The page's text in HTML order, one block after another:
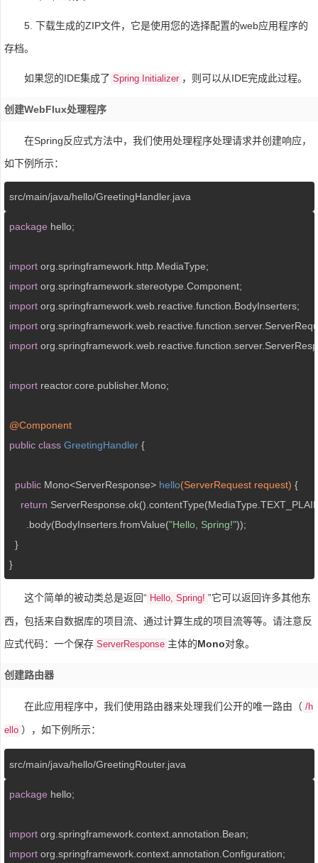
5. 下载生成的ZIP文件，它是使用您的选择配置的web应用程序的
存档。
如果您的IDE集成了 Spring Initializer ，则可以从IDE完成此过程。
创建WebFlux处理程序
在Spring反应式方法中，我们使用处理程序处理请求并创建响应，
如下例所示：
src/main/java/hello/GreetingHandler.java
package hello;
import
import
import
import
import
import reactor.core.publisher.Mono;
@Component
public class GreetingHandler {
public Mono<ServerResponse> hello(ServerRequest request) {
return
      .body(BodyInserters.fromValue(
"Hello, Spring!"));
  }
}
这个简单的被动类总是返回“ Hello, Spring! ”它可以返回许多其他东
西，包括来自数据库的项目流、通过计算生成的项目流等等。请注意反
应式代码：一个保存 ServerResponse 主体的Mono对象。
创建路由器
在此应用程序中，我们使用路由器来处理我们公开的唯一路由（ /h
ello ），如下例所示：
src/main/java/hello/GreetingRouter.java
package hello;
import
import